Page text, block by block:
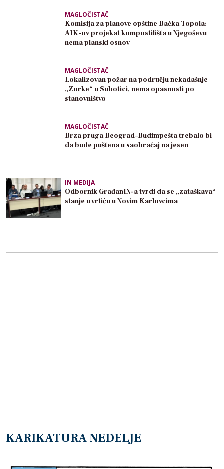
MAGLOČISTAČ
Komisija za planove opštine Bačka Topola:
AIK-ov projekat kompostilišta u Njegoševu
nema planski osnov
MAGLOČISTAČ
Lokalizovan požar na području nekadašnje
„Zorke“ u Subotici, nema opasnosti po
stanovništvo
MAGLOČISTAČ
Brza pruga Beograd–Budimpešta trebalo bi
da bude puštena u saobraćaj na jesen
IN MEDIJA
Odbornik GrađanIN-a tvrdi da se „zataškava“
stanje u vrtiću u Novim Karlovcima
KARIKATURA NEDELJE